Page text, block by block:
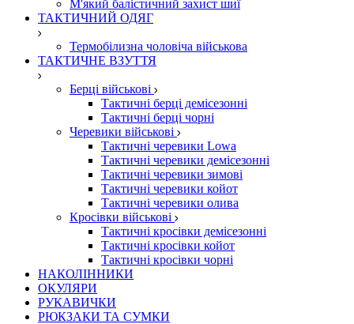
М'який балістичний захист шиї
ТАКТИЧНИЙ ОДЯГ
Термобілизна чоловіча військова
ТАКТИЧНЕ ВЗУТТЯ
Берці військові
Тактичні берці демісезонні
Тактичні берці чорні
Черевики військові
Тактичні черевики Lowa
Тактичні черевики демісезонні
Тактичні черевики зимові
Тактичні черевики койот
Тактичні черевики олива
Кросівки військові
Тактичні кросівки демісезонні
Тактичні кросівки койот
Тактичні кросівки чорні
НАКОЛІННИКИ
ОКУЛЯРИ
РУКАВИЧКИ
РЮКЗАКИ ТА СУМКИ